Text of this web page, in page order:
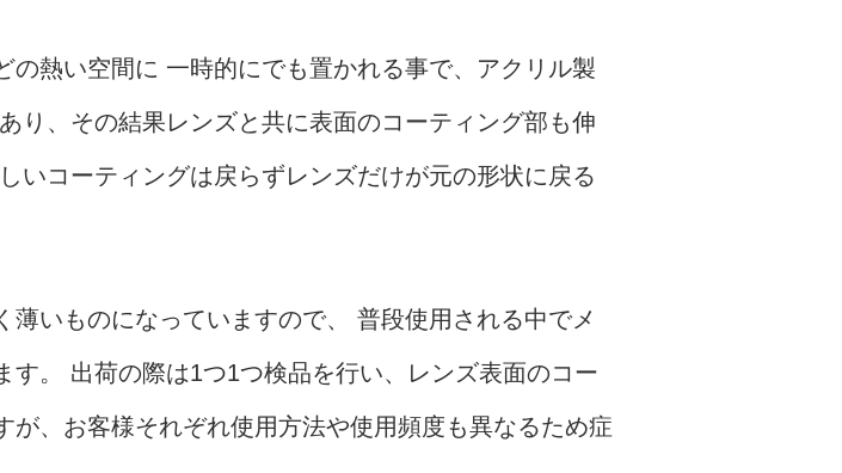
熱い空間に 一時的にでも置かれる事で、アクリル製
り、その結果レンズと共に表面のコーティング部も伸
いコーティングは戻らずレンズだけが元の形状に戻る
いものになっていますので、 普段使用される中でメ
。 出荷の際は1つ1つ検品を行い、レンズ表面のコー
、お客様それぞれ使用方法や使用頻度も異なるため症